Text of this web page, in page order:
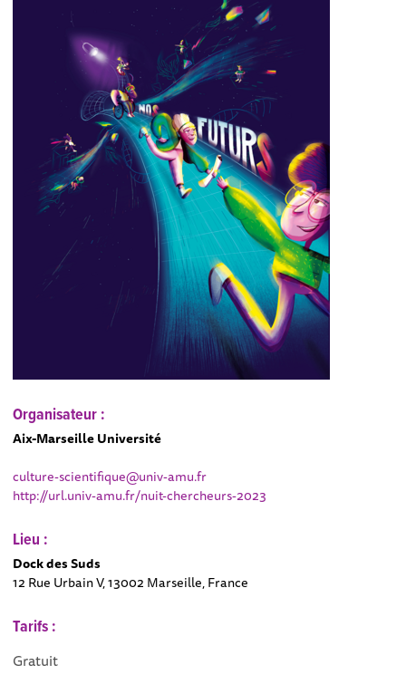
Organisateur :
Aix-Marseille Université
culture-scientifique@univ-amu.fr
http://url.univ-amu.fr/nuit-chercheurs-2023
Lieu :
Dock des Suds
12 Rue Urbain V, 13002 Marseille, France
Tarifs :
Gratuit